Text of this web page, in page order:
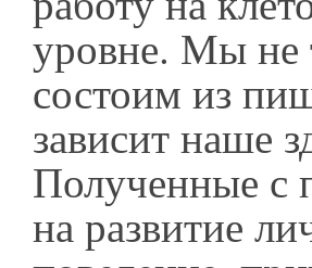
уровне. Мы не
состоим из
зависит наше
Полученные с
на развитие